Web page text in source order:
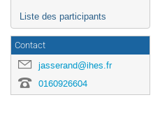
Liste des participants
Contact
jasserand@ihes.fr
0160926604